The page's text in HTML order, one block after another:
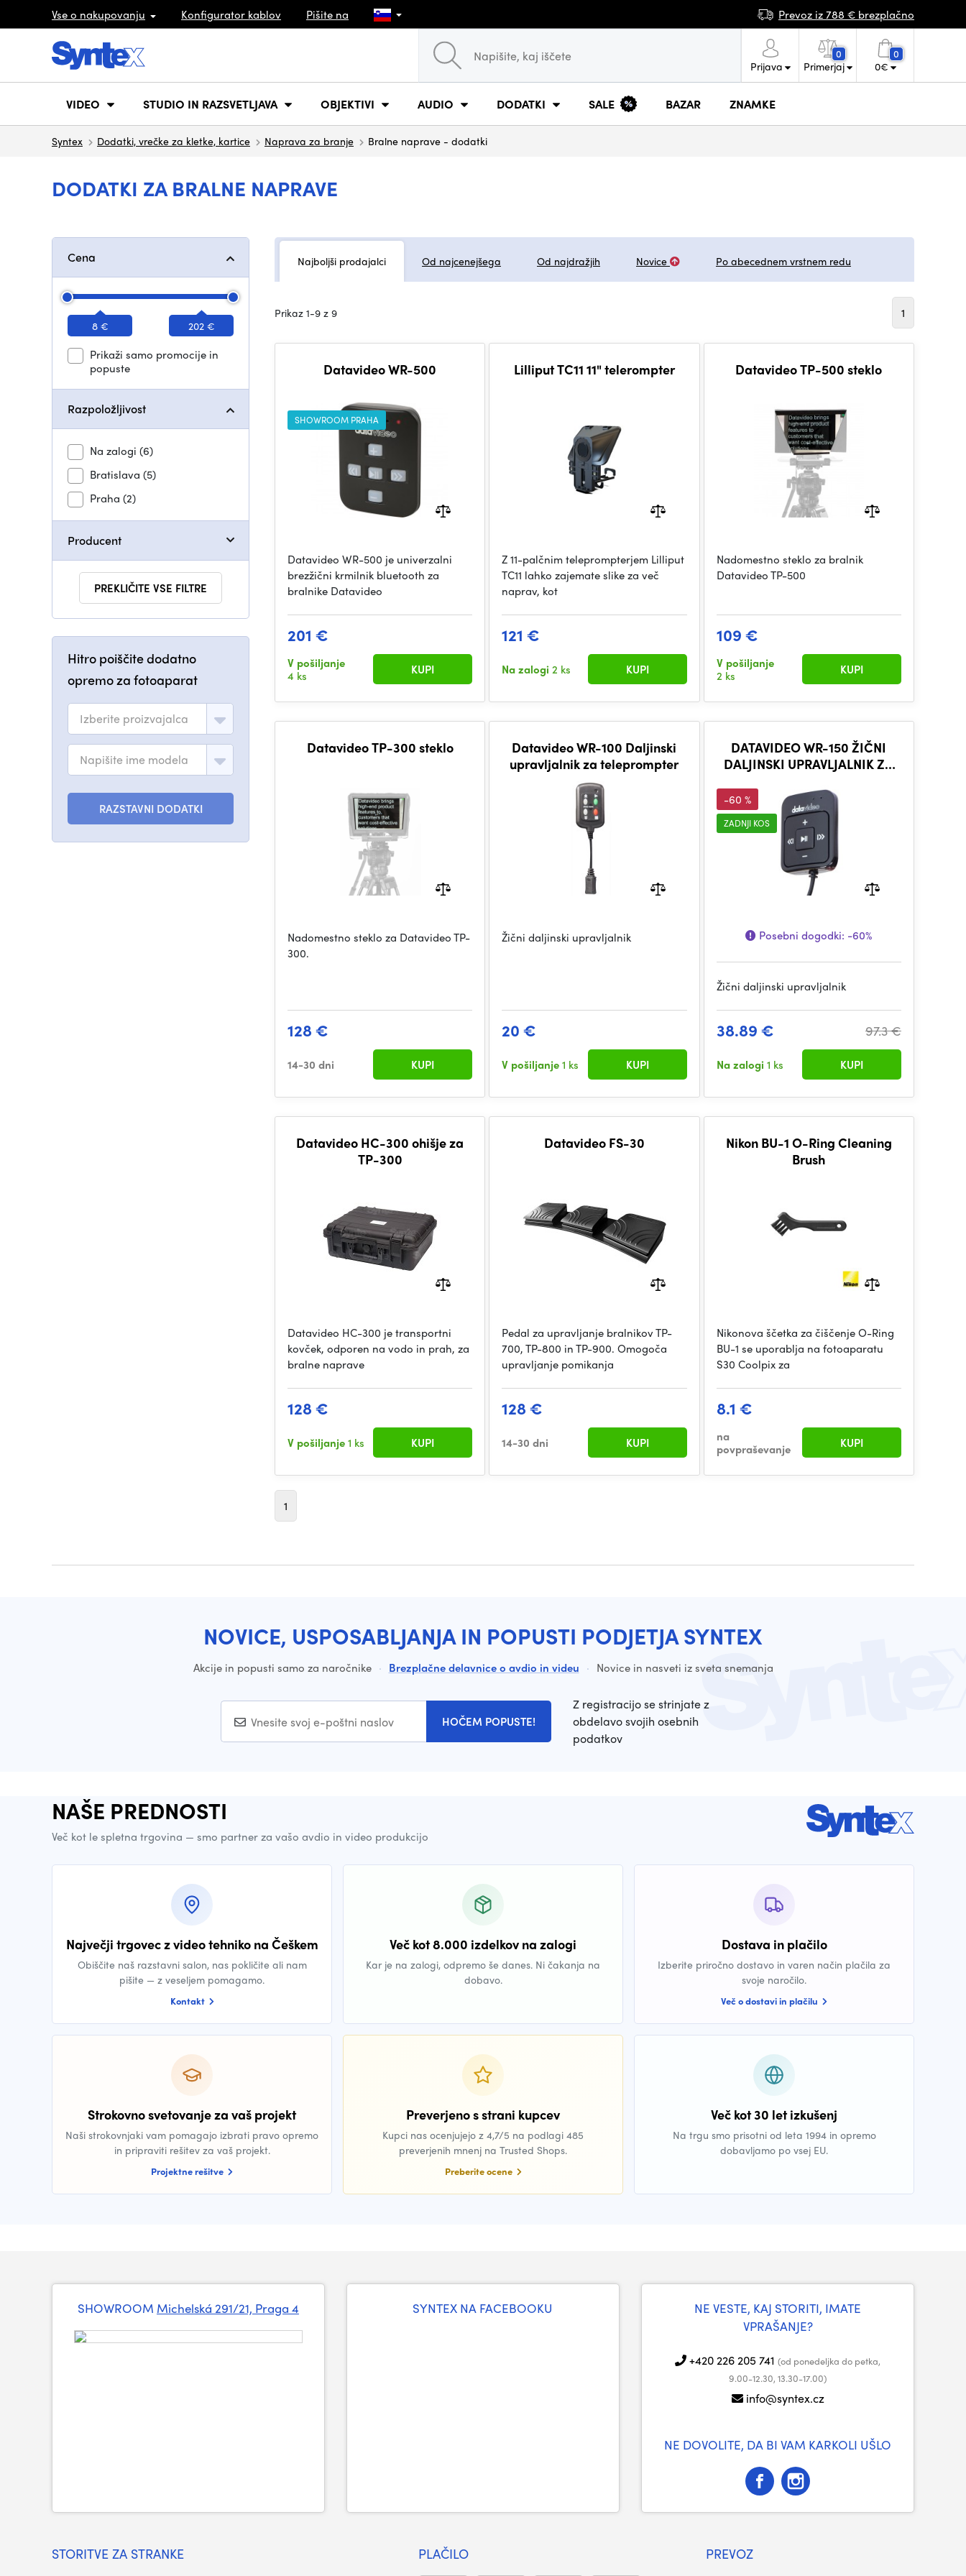
Vse o nakupovanju Konfigurator kablov Pišite na Prevoz iz 788 € brezplačno
Prijava
0
Primerjaj
0
0€
VIDEO STUDIO IN RAZSVETLJAVA OBJEKTIVI AUDIO DODATKI SALE BAZAR ZNAMKE
Syntex Dodatki, vrečke za kletke, kartice Naprava za branje Bralne naprave - dodatki
DODATKI ZA BRALNE NAPRAVE
Cena
8 € 202 €
Prikaži samo promocije in
popuste
Razpoložljivost
Na zalogi (6)
Bratislava (5)
Praha (2)
Producent
PREKLIČITE VSE FILTRE
Hitro poiščite dodatno
opremo za fotoaparat
Izberite proizvajalca
Napišite ime modela
RAZSTAVNI DODATKI
Najboljši prodajalci Od najcenejšega Od najdražjih Novice Po abecednem vrstnem redu
Prikaz 1-9 z 9 1
Datavideo WR-500
SHOWROOM PRAHA
Datavideo WR-500 je univerzalni
brezžični krmilnik bluetooth za
bralnike Datavideo
201 €
V pošiljanje
4 ks
KUPI
Lilliput TC11 11" telerompter
Z 11-palčnim teleprompterjem Lilliput
TC11 lahko zajemate slike za več
naprav, kot
121 €
Na zalogi2 ks KUPI
Datavideo TP-500 steklo
Nadomestno steklo za bralnik
Datavideo TP-500
109 €
V pošiljanje
2 ks
KUPI
Datavideo TP-300 steklo
Nadomestno steklo za Datavideo TP-
300.
128 €
14-30 dni KUPI
Datavideo WR-100 Daljinski
upravljalnik za teleprompter
Žični daljinski upravljalnik
20 €
V pošiljanje1 ks KUPI
DATAVIDEO WR-150 ŽIČNI
DALJINSKI UPRAVLJALNIK ZA
-60 %
ZADNJI KOS
Posebni dogodki: -60%
Žični daljinski upravljalnik
38.89 € 97.3 €
Na zalogi 1 ks KUPI
Datavideo HC-300 ohišje za
TP-300
Datavideo HC-300 je transportni
kovček, odporen na vodo in prah, za
bralne naprave
128 €
V pošiljanje1 ks KUPI
Datavideo FS-30
Pedal za upravljanje bralnikov TP-
700, TP-800 in TP-900. Omogoča
upravljanje pomikanja
128 €
14-30 dni KUPI
Nikon BU-1 O-Ring Cleaning
Brush
Nikonova ščetka za čiščenje O-Ring
BU-1 se uporablja na fotoaparatu
S30 Coolpix za
8.1 €
na
povpraševanje
KUPI
1
NOVICE, USPOSABLJANJA IN POPUSTI PODJETJA SYNTEX
Akcije in popusti samo za naročnike · Brezplačne delavnice o avdio in videu · Novice in nasveti iz sveta snemanja
HOČEM POPUSTE!
Z registracijo se strinjate z
obdelavo svojih osebnih
podatkov
NAŠE PREDNOSTI
Več kot le spletna trgovina — smo partner za vašo avdio in video produkcijo
Največji trgovec z video tehniko na Češkem
Obiščite naš razstavni salon, nas pokličite ali nam
pišite — z veseljem pomagamo.
Kontakt
Več kot 8.000 izdelkov na zalogi
Kar je na zalogi, odpremo še danes. Ni čakanja na
dobavo.
Dostava in plačilo
Izberite priročno dostavo in varen način plačila za
svoje naročilo.
Več o dostavi in plačilu
Strokovno svetovanje za vaš projekt
Naši strokovnjaki vam pomagajo izbrati pravo opremo
in pripraviti rešitev za vaš projekt.
Projektne rešitve
Preverjeno s strani kupcev
Kupci nas ocenjujejo z 4,7/5 na podlagi 485
preverjenih mnenj na Trusted Shops.
Preberite ocene
Več kot 30 let izkušenj
Na trgu smo prisotni od leta 1994 in opremo
dobavljamo po vsej EU.
SHOWROOM Michelská 291/21, Praga 4 SYNTEX NA FACEBOOKU
NE VESTE, KAJ STORITI, IMATE
VPRAŠANJE?
+420 226 205 741 (od ponedeljka do petka,
9.00-12.30, 13.30-17.00)
info@syntex.cz
NE DOVOLITE, DA BI VAM KARKOLI UŠLO
STORITVE ZA STRANKE PLAČILO PREVOZ